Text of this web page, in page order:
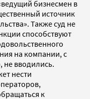
бизнесмен в
источник
Также суд не
способствуют
на компании, с
не вводились.
нести
к